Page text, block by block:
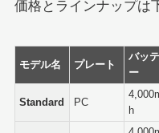
価格とラインナップは
モデル名 プレート
バッ
ー
Standard PC
h